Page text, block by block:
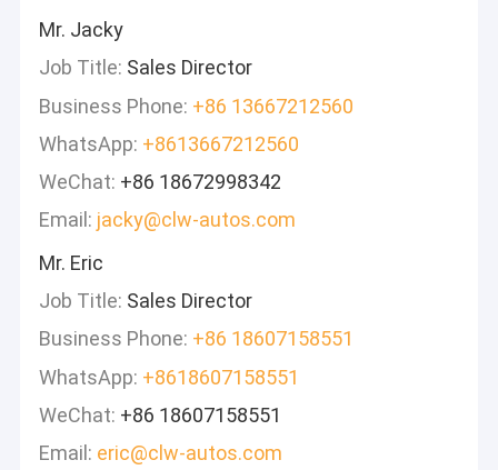
Mr. Jacky
Job Title: Sales Director
Business Phone: +86 13667212560
WhatsApp: +8613667212560
WeChat: +86 18672998342
Email: jacky@clw-autos.com
Mr. Eric
Job Title: Sales Director
Business Phone: +86 18607158551
WhatsApp: +8618607158551
WeChat: +86 18607158551
Email: eric@clw-autos.com